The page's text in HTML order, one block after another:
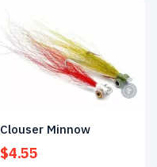
Clouser Minnow
$4.55